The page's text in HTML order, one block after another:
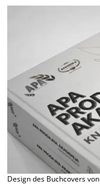
Design des Buchcovers von